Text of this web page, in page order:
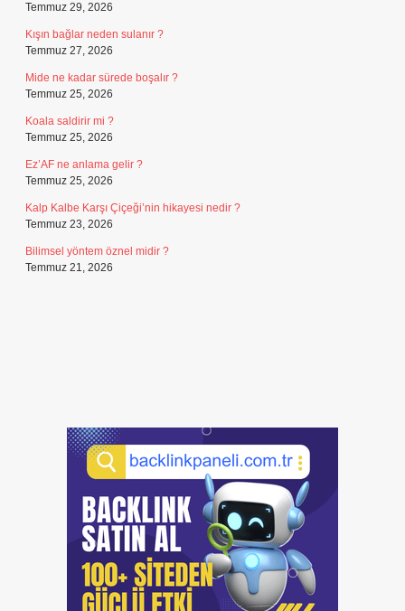
Temmuz 29, 2026
Kışın bağlar neden sulanır ?
Temmuz 27, 2026
Mide ne kadar sürede boşalır ?
Temmuz 25, 2026
Koala saldirir mi ?
Temmuz 25, 2026
Ez’AF ne anlama gelir ?
Temmuz 25, 2026
Kalp Kalbe Karşı Çiçeği’nin hikayesi nedir ?
Temmuz 23, 2026
Bilimsel yöntem öznel midir ?
Temmuz 21, 2026